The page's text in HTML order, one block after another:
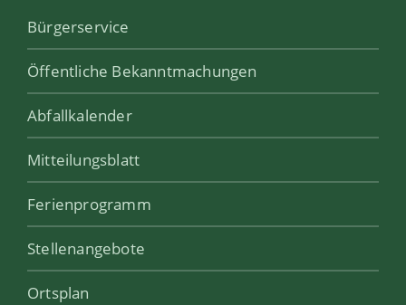
Bürgerservice
Öffentliche Bekanntmachungen
Abfallkalender
Mitteilungsblatt
Ferienprogramm
Stellenangebote
Ortsplan